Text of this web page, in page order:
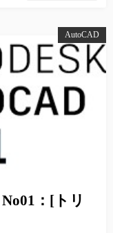
AutoCAD
：[トリ